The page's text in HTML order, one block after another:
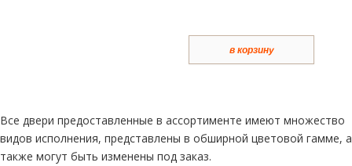
в корзину
Все двери предоставленные в ассортименте имеют множество
видов исполнения, представлены в обширной цветовой гамме, а
также могут быть изменены под заказ.